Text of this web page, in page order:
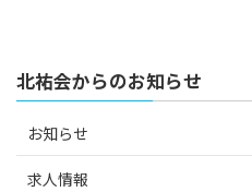
北祐会からのお知らせ
お知らせ
求人情報